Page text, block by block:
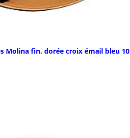
Molina fin. dorée croix émail bleu